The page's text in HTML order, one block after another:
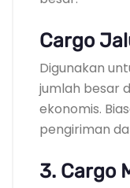
Cargo
Digunakan
jumlah besar
ekonomis.
pengiriman
3. Cargo